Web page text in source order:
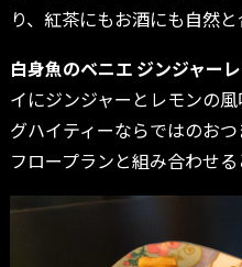
り、紅茶にもお酒にも自然と
白身魚のベニエ ジンジャー
イにジンジャーとレモンの
グハイティーならではのお
フロープランと組み合わせる